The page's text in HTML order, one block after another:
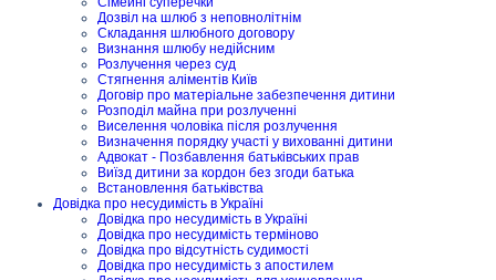
Дозвіл на шлюб з неповнолітнім
Складання шлюбного договору
Визнання шлюбу недійсним
Розлучення через суд
Стягнення аліментів Київ
Договір про матеріальне забезпечення дитини
Розподіл майна при розлученні
Виселення чоловіка після розлучення
Визначення порядку участі у вихованні дитини
Адвокат - Позбавлення батьківських прав
Виїзд дитини за кордон без згоди батька
Встановлення батьківства
Довідка про несудимість в Україні
Довідка про несудимість в Україні
Довідка про несудимість терміново
Довідка про відсутність судимості
Довідка про несудимість з апостилем